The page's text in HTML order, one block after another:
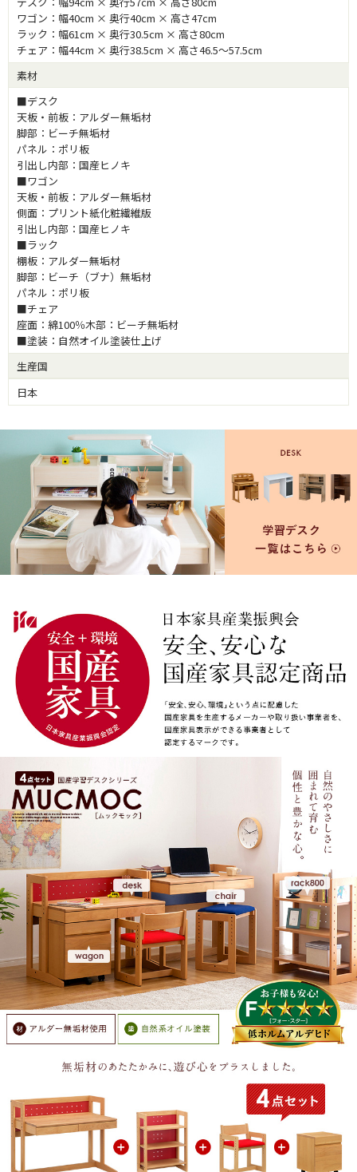
ワゴン：幅40cm × 奥行40cm × 高さ47cm
ラック：幅61cm × 奥行30.5cm × 高さ80cm
チェア：幅44cm × 奥行38.5cm × 高さ46.5～57.5cm
素材
■デスク
天板・前板：アルダー無垢材
脚部：ビーチ無垢材
パネル：ポリ板
引出し内部：国産ヒノキ
■ワゴン
天板・前板：アルダー無垢材
側面：プリント紙化粧繊維版
引出し内部：国産ヒノキ
■ラック
棚板：アルダー無垢材
脚部：ビーチ（ブナ）無垢材
パネル：ポリ板
■チェア
座面：綿100％木部：ビーチ無垢材
■塗装：自然オイル塗装仕上げ
生産国
日本